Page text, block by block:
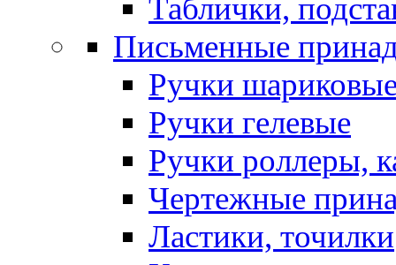
Таблички,
Письменные
Ручки
Ручки гелевые
Ручки роллеры,
Чертежные
Ластики, точилки